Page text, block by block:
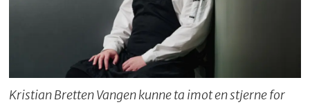
Kristian Bretten Vangen kunne ta imot en stjerne for